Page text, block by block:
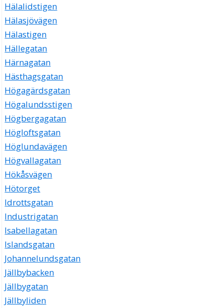
Hälalidstigen
Hälasjövägen
Hälastigen
Hällegatan
Härnagatan
Hästhagsgatan
Högagärdsgatan
Högalundsstigen
Högbergagatan
Högloftsgatan
Höglundavägen
Högvallagatan
Hökåsvägen
Hötorget
Idrottsgatan
Industrigatan
Isabellagatan
Islandsgatan
Johannelundsgatan
Jällbybacken
Jällbygatan
Jällbyliden